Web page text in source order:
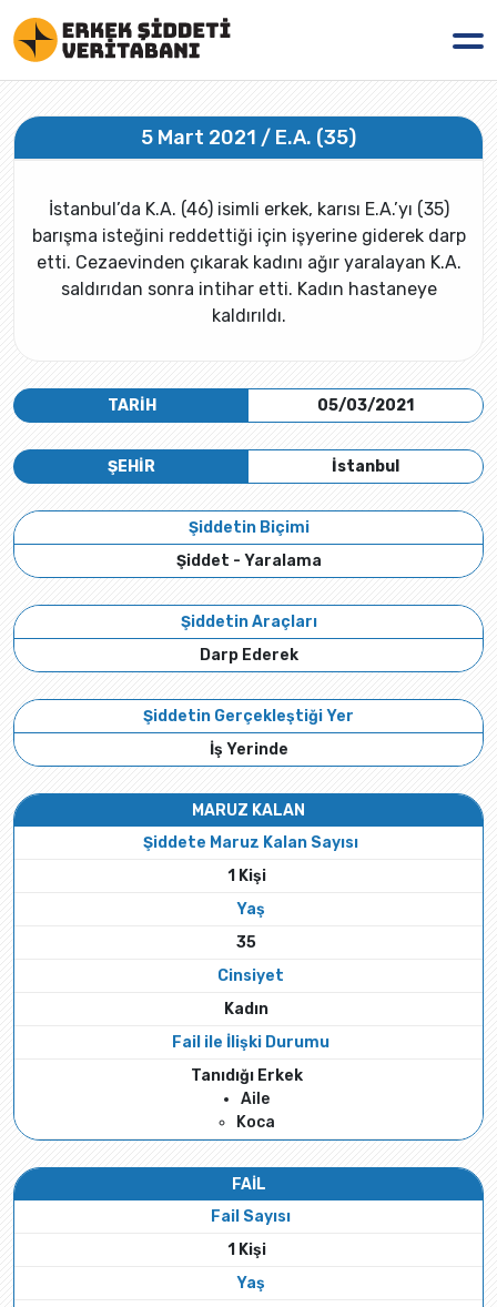
5 Mart 2021 / E.A. (35)
İstanbul’da K.A. (46) isimli erkek, karısı E.A.’yı (35)
barışma isteğini reddettiği için işyerine giderek darp
etti. Cezaevinden çıkarak kadını ağır yaralayan K.A.
saldırıdan sonra intihar etti. Kadın hastaneye
kaldırıldı.
TARİH 05/03/2021
İstanbul
ŞEHİR
Şiddetin Biçimi
Şiddet - Yaralama
Şiddetin Araçları
Darp Ederek
Şiddetin Gerçekleştiği Yer
İş Yerinde
MARUZ KALAN
Şiddete Maruz Kalan Sayısı
1 Kişi
Yaş
35
Cinsiyet
Kadın
Fail ile İlişki Durumu
Tanıdığı Erkek
Aile
Koca
FAİL
Fail Sayısı
1 Kişi
Yaş